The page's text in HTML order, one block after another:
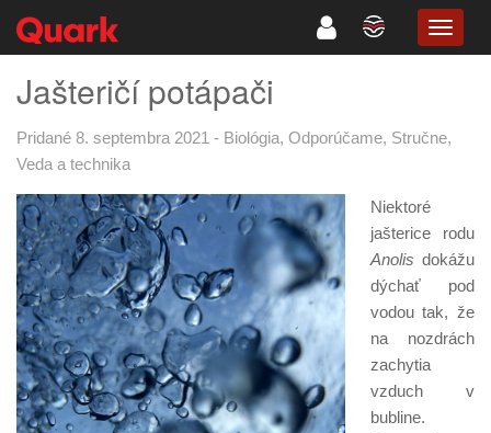
Jašteričí potápači
Pridané 8. septembra 2021 - Biológia, Odporúčame, Stručne,
Veda a technika
Niektoré
jašterice rodu
Anolis dokážu
dýchať pod
vodou tak, že
na nozdrách
zachytia
vzduch v
bubline.